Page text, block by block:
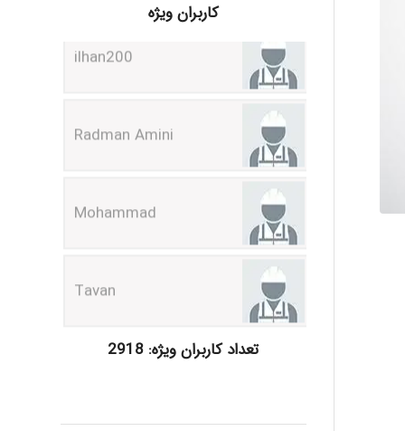
کاربران ویژه
تعداد کاربران ویژه: 2918